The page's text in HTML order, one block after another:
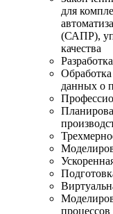
для
(САПР),
качества
данных о
процессов